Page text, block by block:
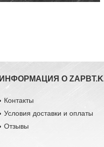
ИНФОРМАЦИЯ О
Контакты
Условия доставки и оплаты
Отзывы